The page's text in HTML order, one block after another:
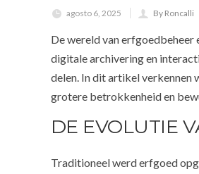
agosto 6, 2025 By Roncalli
De wereld van erfgoedbeheer
digitale archivering en
delen. In dit artikel verkennen
grotere betrokkenheid en
DE EVOLUTIE
Traditioneel werd erfgoed